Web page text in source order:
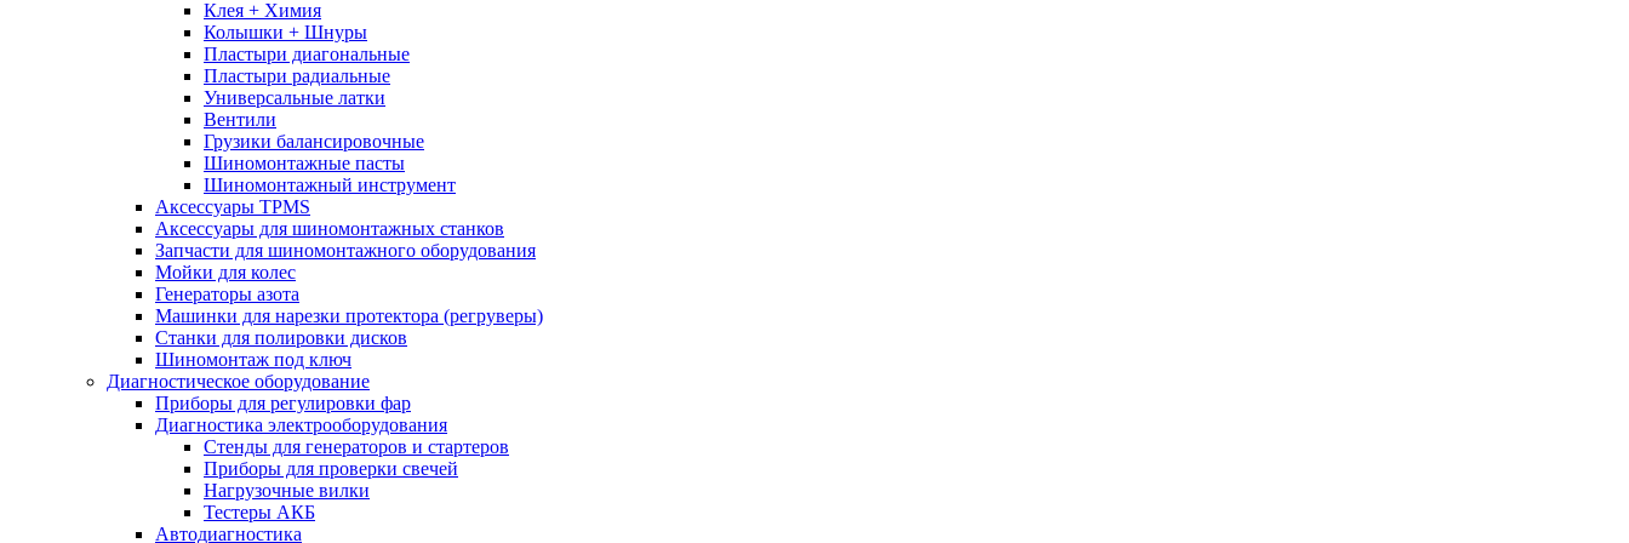
Клея + Химия
Колышки + Шнуры
Пластыри диагональные
Пластыри радиальные
Универсальные латки
Вентили
Грузики балансировочные
Шиномонтажные пасты
Шиномонтажный инструмент
Аксессуары TPMS
Аксессуары для шиномонтажных станков
Запчасти для шиномонтажного оборудования
Мойки для колес
Генераторы азота
Машинки для нарезки протектора (регруверы)
Станки для полировки дисков
Шиномонтаж под ключ
Диагностическое оборудование
Приборы для регулировки фар
Диагностика электрооборудования
Стенды для генераторов и стартеров
Приборы для проверки свечей
Нагрузочные вилки
Тестеры АКБ
Автодиагностика